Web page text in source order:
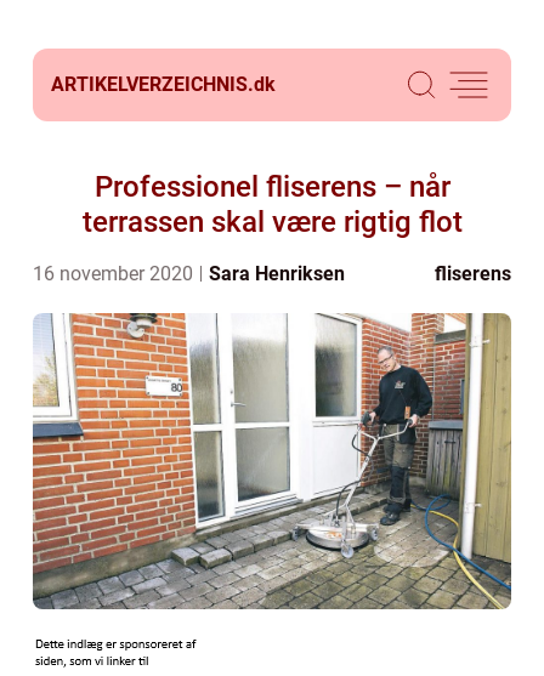
ARTIKELVERZEICHNIS.dk
Professionel fliserens – når
terrassen skal være rigtig flot
16 november 2020 Sara Henriksen fliserens